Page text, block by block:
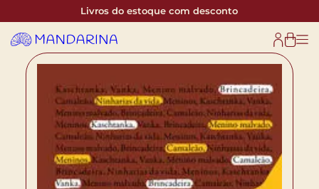
Livros do estoque com desconto